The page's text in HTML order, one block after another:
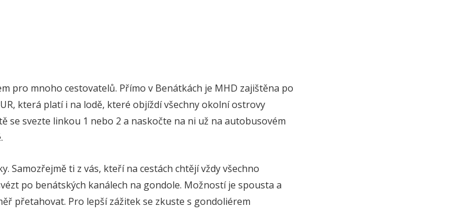
pro mnoho cestovatelů. Přímo v Benátkách je MHD zajištěna po
která platí i na lodě, které objíždí všechny okolní ostrovy
se svezte linkou 1 nebo 2 a naskočte na ni už na autobusovém
Samozřejmě ti z vás, kteří na cestách chtějí vždy všechno
po benátských kanálech na gondole. Možností je spousta a
přetahovat. Pro lepší zážitek se zkuste s gondoliérem